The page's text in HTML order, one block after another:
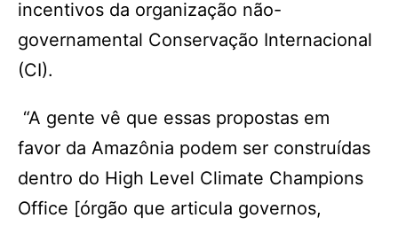
incentivos da organização não-
governamental Conservação Internacional
(CI).
“A gente vê que essas propostas em
favor da Amazônia podem ser construídas
dentro do High Level Climate Champions
Office [órgão que articula governos,